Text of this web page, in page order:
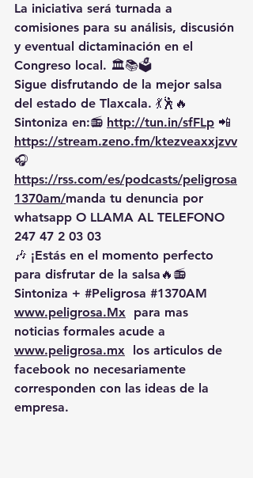
La iniciativa será turnada a
comisiones para su análisis, discusión
y eventual dictaminación en el
Congreso local. 🏛️📚🗳️
Sigue disfrutando de la mejor salsa
del estado de Tlaxcala. 💃🕺🔥
Sintoniza en:📻 http://tun.in/sfFLp 📲
https://stream.zeno.fm/ktezveaxxjzvv
🎧
https://rss.com/es/podcasts/peligrosa
1370am/manda tu denuncia por
whatsapp O LLAMA AL TELEFONO
247 47 2 03 03
🎶 ¡Estás en el momento perfecto
para disfrutar de la salsa🔥📻
Sintoniza + #Peligrosa #1370AM
www.peligrosa.Mx para mas
noticias formales acude a
www.peligrosa.mx los articulos de
facebook no necesariamente
corresponden con las ideas de la
empresa.